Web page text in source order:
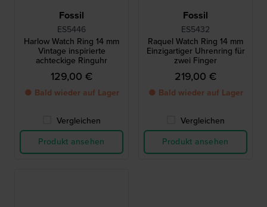
Fossil
ES5446
Harlow Watch Ring 14 mm
Vintage inspirierte
achteckige Ringuhr
129,00 €
● Bald wieder auf Lager
Vergleichen
Produkt ansehen
Fossil
ES5432
Raquel Watch Ring 14 mm
Einzigartiger Uhrenring für
zwei Finger
219,00 €
● Bald wieder auf Lager
Vergleichen
Produkt ansehen